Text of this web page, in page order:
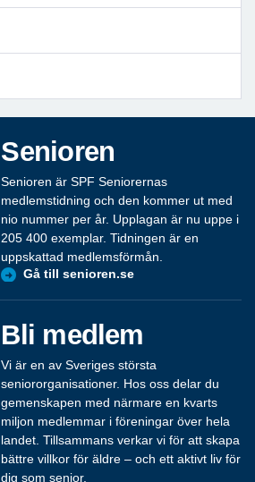
Senioren
Senioren är SPF Seniorernas
medlemstidning och den kommer ut med
nio nummer per år. Upplagan är nu uppe i
205 400 exemplar. Tidningen är en
uppskattad medlemsförmån.
Gå till senioren.se
Bli medlem
Vi är en av Sveriges största
seniororganisationer. Hos oss delar du
gemenskapen med närmare en kvarts
miljon medlemmar i föreningar över hela
landet. Tillsammans verkar vi för att skapa
bättre villkor för äldre – och ett aktivt liv för
dig som senior.